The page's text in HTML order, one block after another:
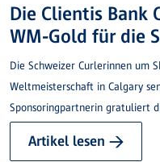
Die Clientis Bank
WM-Gold für die
Die Schweizer Curlerinnen um
Weltmeisterschaft in Calgary
Sponsoringpartnerin gratuliert
Artikel lesen →